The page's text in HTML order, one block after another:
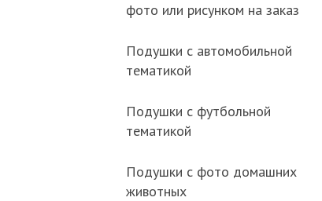
фото или рисунком на заказ
Подушки с автомобильной
тематикой
Подушки с футбольной
тематикой
Подушки с фото домашних
животных